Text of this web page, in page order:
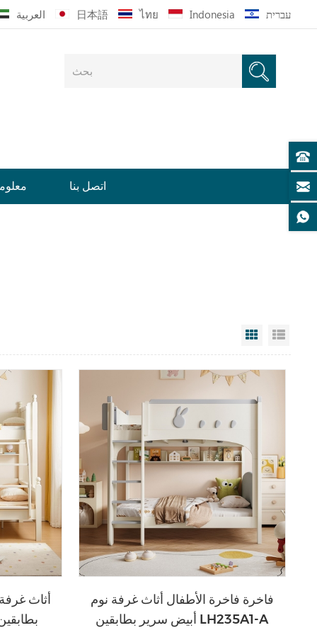
العربية 日本語 ไทย Indonesia עברית
اتصل بنا
Grid View
أثاث
فاخرة فاخرة الأطفال أثاث غرفة نوم
أبيض سرير بطابقين LH235A1-A